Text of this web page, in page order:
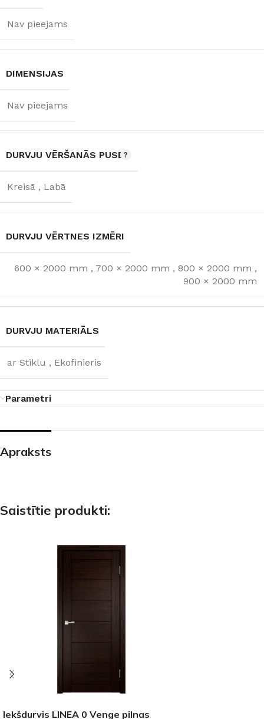
Nav pieejams
DIMENSIJAS
Nav pieejams
DURVJU VĒRŠANĀS PUSE
Kreisā , Labā
DURVJU VĒRTNES IZMĒRI
600 × 2000 mm , 700 × 2000 mm , 800 × 2000 mm ,
900 × 2000 mm
DURVJU MATERIĀLS
ar Stiklu , Ekofinieris
Parametri
Apraksts
Saistītie produkti:
Iekšdurvis LINEA 0 Venge pilnas